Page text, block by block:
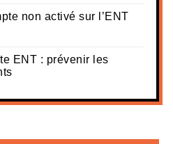
non activé sur l’ENT
ENT : prévenir les